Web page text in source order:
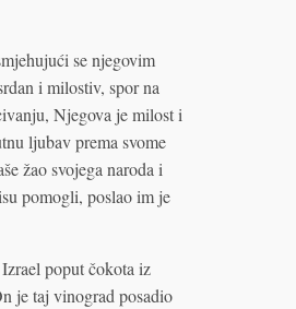
se njegovim
i milostiv, spor na
Njegova je milost i
ljubav prema svome
žao svojega naroda i
pomogli, poslao im je
poput čokota iz
je taj vinograd posadio